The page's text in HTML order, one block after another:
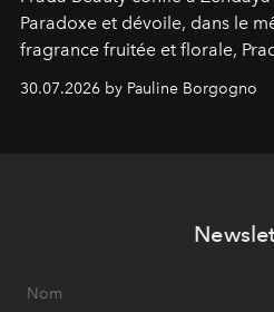
Paradoxe et dévoile, dans le
fragrance fruitée et florale,
30.07.2026 by Pauline Borgogno